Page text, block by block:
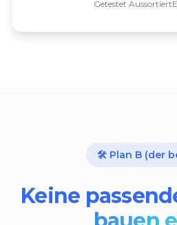
Getestet Aussortiert
🛠️ Plan B (der
Keine